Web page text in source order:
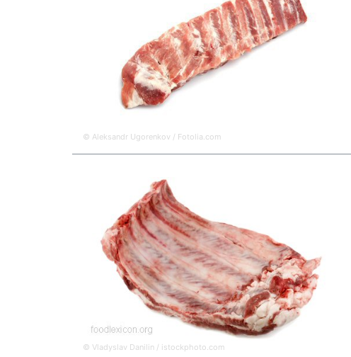
© Aleksandr Ugorenkov / Fotolia.com
© Vladyslav Danilin / istockphoto.com